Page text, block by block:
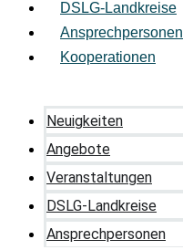
DSLG-Landkreise
Ansprechpersonen
Kooperationen
Neuigkeiten
Angebote
Veranstaltungen
DSLG-Landkreise
Ansprechpersonen